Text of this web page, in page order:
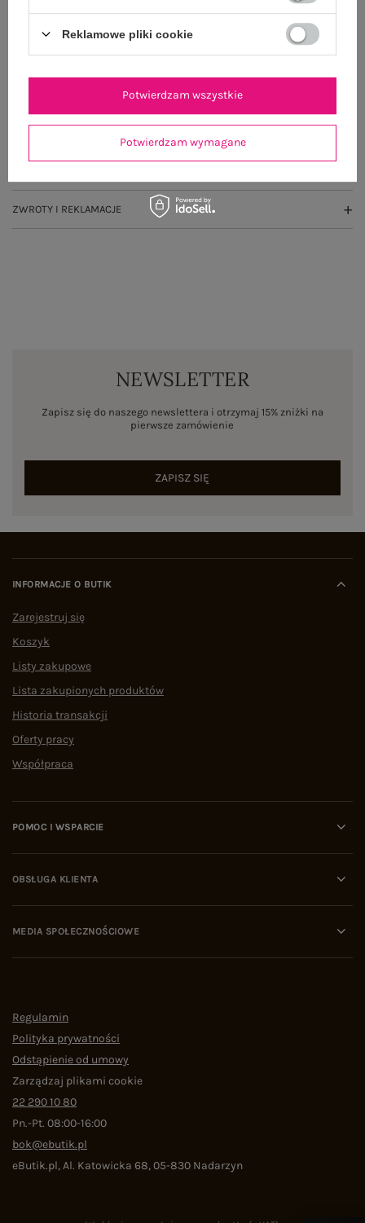
OPIS PRODUKTU
ZWROTY I REKLAMACJE
NEWSLETTER
Zapisz się do naszego newslettera i otrzymaj 15% zniżki na
pierwsze zamówienie
ZAPISZ SIĘ
INFORMACJE O BUTIK
Zarejestruj się
Koszyk
Listy zakupowe
Lista zakupionych produktów
Historia transakcji
Oferty pracy
Współpraca
POMOC I WSPARCIE
OBSŁUGA KLIENTA
MEDIA SPOŁECZNOŚCIOWE
Regulamin
Polityka prywatności
Odstąpienie od umowy
Zarządzaj plikami cookie
22 290 10 80
Pn.-Pt. 08:00-16:00
bok@ebutik.pl
eButik.pl,Al. Katowicka 68,05-830 Nadarzyn
Reklamowe pliki cookie
Potwierdzam wymagane
Potwierdzam wszystkie